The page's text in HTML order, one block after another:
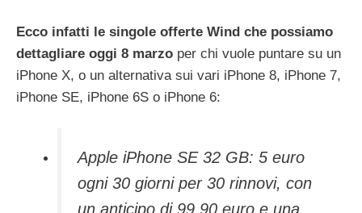
Ecco infatti le singole offerte Wind che possiamo
dettagliare oggi 8 marzo per chi vuole puntare su un
iPhone X, o un alternativa sui vari iPhone 8, iPhone 7,
iPhone SE, iPhone 6S o iPhone 6:
Apple iPhone SE 32 GB: 5 euro
ogni 30 giorni per 30 rinnovi, con
un anticipo di 99,90 euro e una